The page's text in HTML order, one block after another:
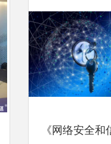
《网络安全